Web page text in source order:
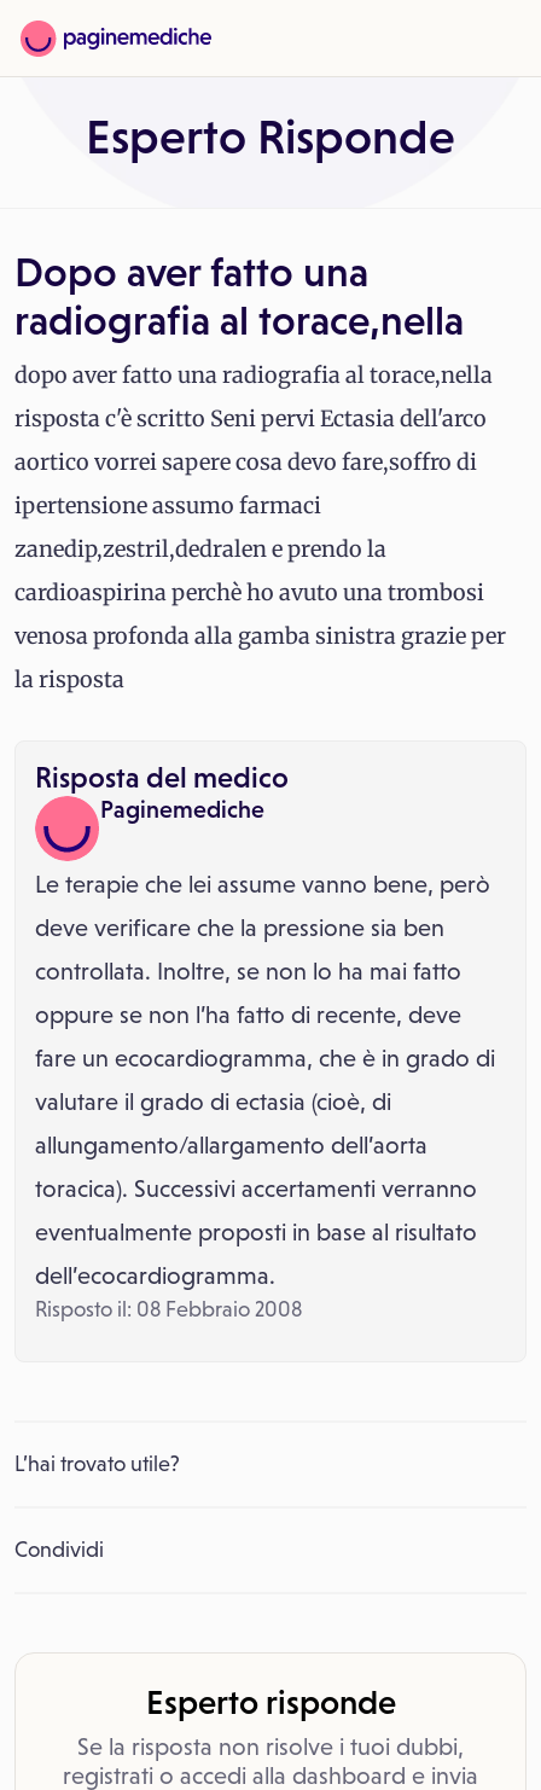
Esperto Risponde
Dopo aver fatto una
radiografia al torace,nella
dopo aver fatto una radiografia al torace,nella
risposta c'è scritto Seni pervi Ectasia dell'arco
aortico vorrei sapere cosa devo fare,soffro di
ipertensione assumo farmaci
zanedip,zestril,dedralen e prendo la
cardioaspirina perchè ho avuto una trombosi
venosa profonda alla gamba sinistra grazie per
la risposta
Risposta del medico
Paginemediche
Le terapie che lei assume vanno bene, però
deve verificare che la pressione sia ben
controllata. Inoltre, se non lo ha mai fatto
oppure se non l’ha fatto di recente, deve
fare un ecocardiogramma, che è in grado di
valutare il grado di ectasia (cioè, di
allungamento/allargamento dell’aorta
toracica). Successivi accertamenti verranno
eventualmente proposti in base al risultato
dell’ecocardiogramma.
Risposto il: 08 Febbraio 2008
L’hai trovato utile?
Condividi
Esperto risponde
Se la risposta non risolve i tuoi dubbi,
registrati o accedi alla dashboard e invia